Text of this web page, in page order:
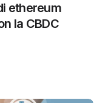
ethereum
la CBDC